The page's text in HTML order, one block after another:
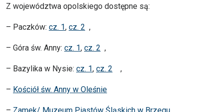
Z województwa opolskiego dostępne są:
– Paczków: cz. 1, cz. 2 ,
– Góra św. Anny: cz. 1, cz. 2 ,
– Bazylika w Nysie: cz. 1, cz. 2 ,
– Kościół św. Anny w Oleśnie